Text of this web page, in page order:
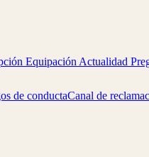
Equipación Actualidad
de conductaCanal de